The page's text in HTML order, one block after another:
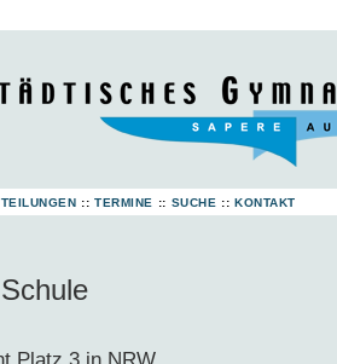
:: TERMINE :: SUCHE :: KONTAKT